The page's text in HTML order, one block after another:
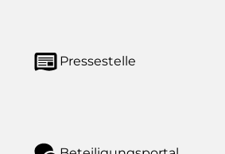
Pressestelle